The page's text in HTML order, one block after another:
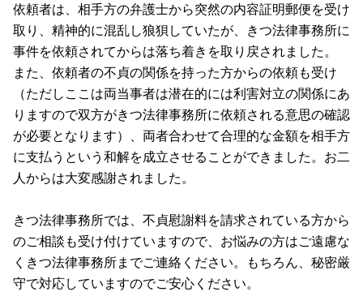
依頼者は、相手方の弁護士から突然の内容証明郵便を受け
取り、精神的に混乱し狼狽していたが、きつ法律事務所に
事件を依頼されてからは落ち着きを取り戻されました。
また、依頼者の不貞の関係を持った方からの依頼も受け
（ただしここは両当事者は潜在的には利害対立の関係にあ
りますので双方がきつ法律事務所に依頼される意思の確認
が必要となります）、両者合わせて合理的な金額を相手方
に支払うという和解を成立させることができました。お二
人からは大変感謝されました。
きつ法律事務所では、不貞慰謝料を請求されている方から
のご相談も受け付けていますので、お悩みの方はご遠慮な
くきつ法律事務所までご連絡ください。もちろん、秘密厳
守で対応していますのでご安心ください。